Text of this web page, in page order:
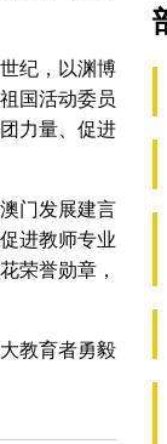
纪，以渊博
国活动委员
力量、促进
门发展建言
进教师专业
荣誉勋章，
教育者勇毅